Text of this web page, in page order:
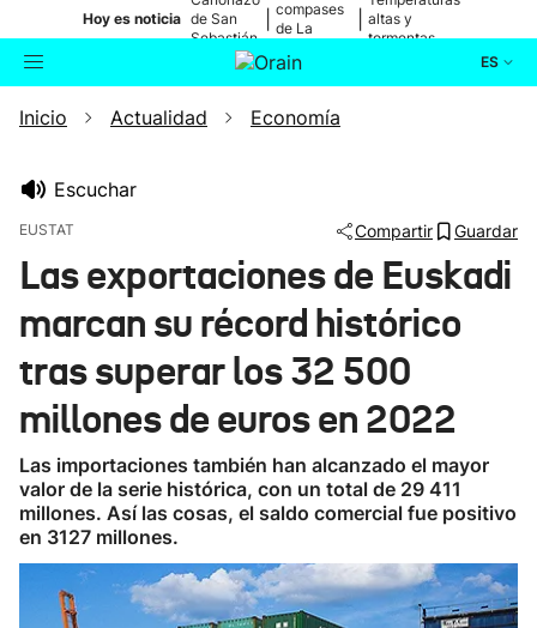
Hoy es noticia de San
Sebastián
compases
de La
altas y
tormentas
ES
Buscador Actualidad
Ikusmiran
Eguraldia
Inicio Actualidad Economía
Escuchar
EUSTAT Compartir Guardar
Las exportaciones de Euskadi
marcan su récord histórico
tras superar los 32 500
millones de euros en 2022
Las importaciones también han alcanzado el mayor
valor de la serie histórica, con un total de 29 411
millones. Así las cosas, el saldo comercial fue positivo
en 3127 millones.